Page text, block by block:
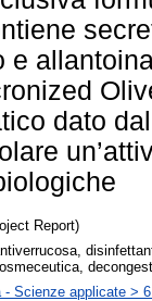
e
dato
Report)
- Scienze applicate >